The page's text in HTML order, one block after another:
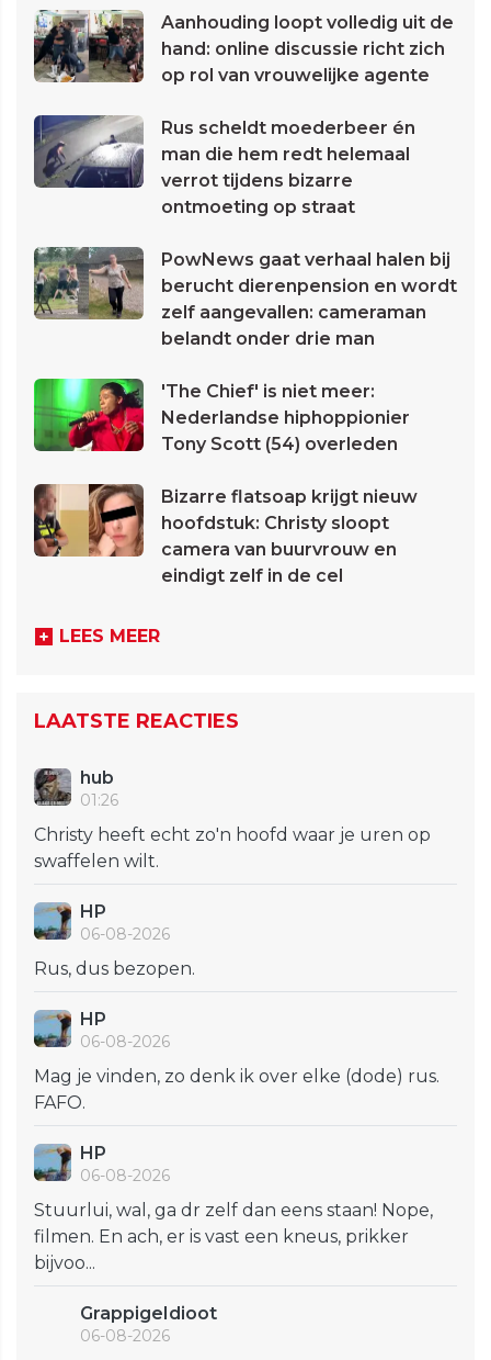
Aanhouding loopt volledig uit de
hand: online discussie richt zich
op rol van vrouwelijke agente
Rus scheldt moederbeer én
man die hem redt helemaal
verrot tijdens bizarre
ontmoeting op straat
PowNews gaat verhaal halen bij
berucht dierenpension en wordt
zelf aangevallen: cameraman
belandt onder drie man
'The Chief' is niet meer:
Nederlandse hiphoppionier
Tony Scott (54) overleden
Bizarre flatsoap krijgt nieuw
hoofdstuk: Christy sloopt
camera van buurvrouw en
eindigt zelf in de cel
LEES MEER
LAATSTE REACTIES
hub
01:26
Christy heeft echt zo'n hoofd waar je uren op
swaffelen wilt.
HP
06-08-2026
Rus, dus bezopen.
HP
06-08-2026
Mag je vinden, zo denk ik over elke (dode) rus.
FAFO.
HP
06-08-2026
Stuurlui, wal, ga dr zelf dan eens staan! Nope,
filmen. En ach, er is vast een kneus, prikker
bijvoo...
GrappigeIdioot
06-08-2026